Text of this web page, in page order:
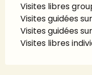
Visites libres
Visites guidées
Visites guidées
Visites libres